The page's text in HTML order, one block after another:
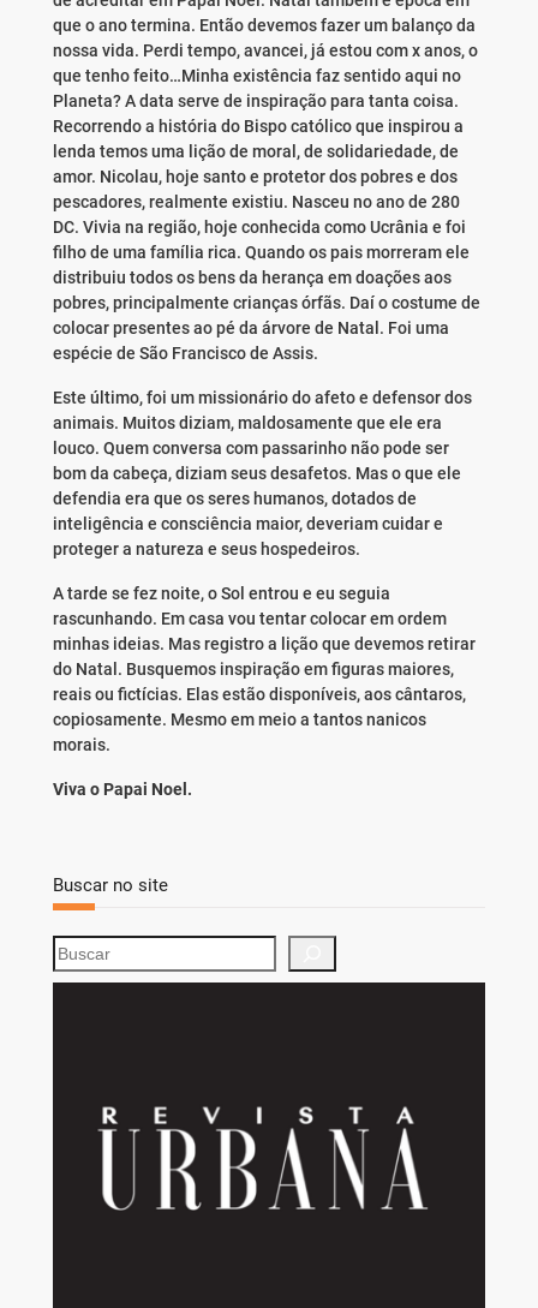
que o ano termina. Então devemos fazer um balanço da
nossa vida. Perdi tempo, avancei, já estou com x anos, o
que tenho feito…Minha existência faz sentido aqui no
Planeta? A data serve de inspiração para tanta coisa.
Recorrendo a história do Bispo católico que inspirou a
lenda temos uma lição de moral, de solidariedade, de
amor. Nicolau, hoje santo e protetor dos pobres e dos
pescadores, realmente existiu. Nasceu no ano de 280
DC. Vivia na região, hoje conhecida como Ucrânia e foi
filho de uma família rica. Quando os pais morreram ele
distribuiu todos os bens da herança em doações aos
pobres, principalmente crianças órfãs. Daí o costume de
colocar presentes ao pé da árvore de Natal. Foi uma
espécie de São Francisco de Assis.
Este último, foi um missionário do afeto e defensor dos
animais. Muitos diziam, maldosamente que ele era
louco. Quem conversa com passarinho não pode ser
bom da cabeça, diziam seus desafetos. Mas o que ele
defendia era que os seres humanos, dotados de
inteligência e consciência maior, deveriam cuidar e
proteger a natureza e seus hospedeiros.
A tarde se fez noite, o Sol entrou e eu seguia
rascunhando. Em casa vou tentar colocar em ordem
minhas ideias. Mas registro a lição que devemos retirar
do Natal. Busquemos inspiração em figuras maiores,
reais ou fictícias. Elas estão disponíveis, aos cântaros,
copiosamente. Mesmo em meio a tantos nanicos
morais.
Viva o Papai Noel.
Buscar no site
S
e